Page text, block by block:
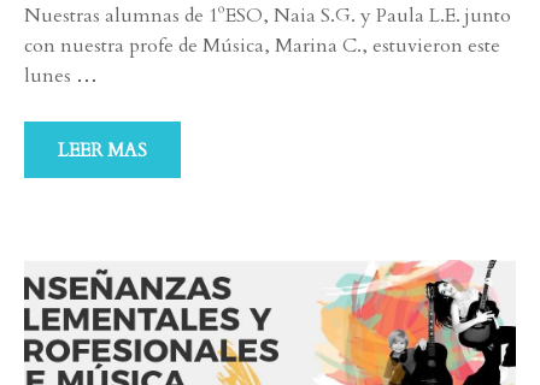
Nuestras alumnas de 1ºESO, Naia S.G. y Paula L.E. junto
con nuestra profe de Música, Marina C., estuvieron este
lunes …
LEER MAS